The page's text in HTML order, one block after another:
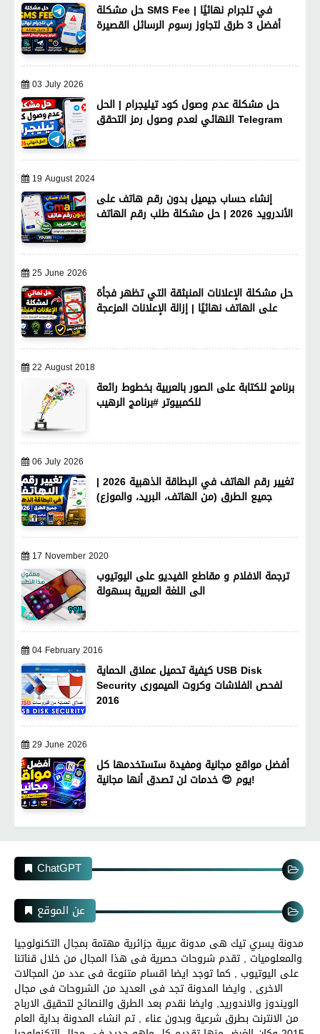
حل مشكلة SMS Fee في تلجرام نهائيًا |
أفضل 3 طرق لتجاوز رسوم الرسائل القصيرة
03 July 2026
حل مشكلة عدم وصول كود تيليجرام | الحل
النهائي لعدم وصول رمز التحقق Telegram
19 August 2024
إنشاء حساب جيميل بدون رقم هاتف على
الأندرويد 2026 | حل مشكلة طلب رقم الهاتف
25 June 2026
حل مشكلة الإعلانات المنبثقة التي تظهر فجأة
على الهاتف نهائيًا | إزالة الإعلانات المزعجة
22 August 2018
برنامج للكتابة على الصور بالعربية بخطوط رائعة
للكمبيوتر #برنامج الرهيب
06 July 2026
تغيير رقم الهاتف في البطاقة الذهبية 2026 |
جميع الطرق (من الهاتف، البريد، والموزع)
17 November 2020
ترجمة الافلام و مقاطع الفيديو على اليوتيوب
الى اللغة العربية بسهولة
04 February 2016
كيفية تحميل عملاق الحماية USB Disk
Security لفحص الفلاشات وكروت الميمورى
2016
29 June 2026
أفضل مواقع مجانية ومفيدة ستستخدمها كل
يوم 😍 خدمات لن تصدق أنها مجانية!
ChatGPT
عن الموقع
مدونة يسري تيك هى مدونة عربية جزائرية مهتمة بمجال التكنولوجيا
والمعلوميات , تقدم شروحات حصرية فى هذا المجال من خلال قناتنا
على اليوتيوب , كما توجد ايضا اقسام متنوعة فى عدد من المجالات
الاخرى , وايضا المدونة تجد فى العديد من الشروحات فى مجال
الويندوز والاندوريد, وايضا نقدم بعد الطرق والنصائح لتحقيق الارباح
من الانترنت بطرق شرعية وبدون عناء , تم انشاء المدونة بداية العام